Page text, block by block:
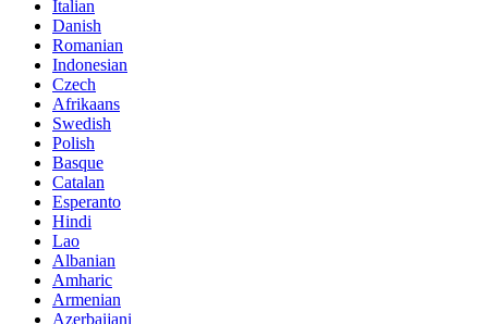
Italian
Danish
Romanian
Indonesian
Czech
Afrikaans
Swedish
Polish
Basque
Catalan
Esperanto
Hindi
Lao
Albanian
Amharic
Armenian
Azerbaijani